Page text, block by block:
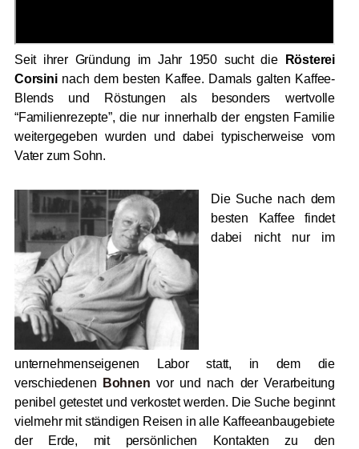
Seit ihrer Gründung im Jahr 1950 sucht die
Rösterei
Corsini nach dem besten Kaffee. Damals galten Kaffee-
Blends und Röstungen als besonders wertvolle
“Familienrezepte”, die nur innerhalb der engsten Familie
weitergegeben wurden und dabei typischerweise vom
Vater zum Sohn.
Die Suche nach dem
besten Kaffee findet
dabei nicht nur im
unternehmenseigenen Labor statt, in dem die
verschiedenen
Bohnen vor und nach der Verarbeitung
penibel getestet und verkostet werden. Die Suche beginnt
vielmehr mit ständigen Reisen in alle Kaffeeanbaugebiete
der Erde, mit
persönlichen Kontakten zu den